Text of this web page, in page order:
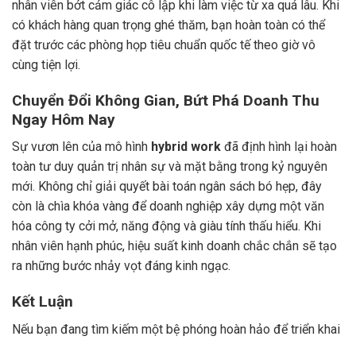
nhân viên bớt cảm giác cô lập khi làm việc từ xa quá lâu. Khi
có khách hàng quan trọng ghé thăm, bạn hoàn toàn có thể
đặt trước các phòng họp tiêu chuẩn quốc tế theo giờ vô
cùng tiện lợi.
Chuyển Đổi Không Gian, Bứt Phá Doanh Thu
Ngay Hôm Nay
Sự vươn lên của mô hình hybrid work đã định hình lại hoàn
toàn tư duy quản trị nhân sự và mặt bằng trong kỷ nguyên
mới. Không chỉ giải quyết bài toán ngân sách bó hẹp, đây
còn là chìa khóa vàng để doanh nghiệp xây dựng một văn
hóa công ty cởi mở, năng động và giàu tính thấu hiểu. Khi
nhân viên hạnh phúc, hiệu suất kinh doanh chắc chắn sẽ tạo
ra những bước nhảy vọt đáng kinh ngạc.
Kết Luận
Nếu bạn đang tìm kiếm một bệ phóng hoàn hảo để triển khai